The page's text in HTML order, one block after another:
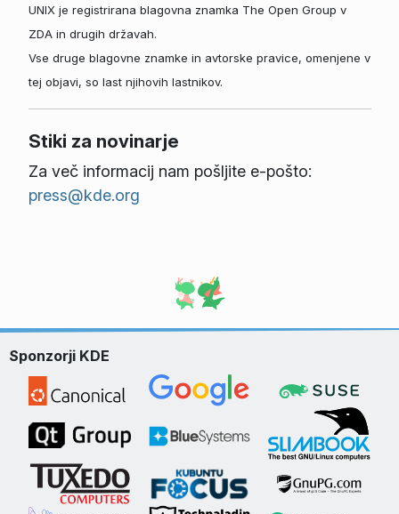
UNIX je registrirana blagovna znamka The Open Group v
ZDA in drugih državah.
Vse druge blagovne znamke in avtorske pravice, omenjene v
tej objavi, so last njihovih lastnikov.
Stiki za novinarje
Za več informacij nam pošljite e-pošto:
press@kde.org
Sponzorji KDE